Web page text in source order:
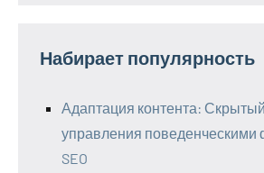
Набирает популярность
Адаптация контента:
управления поведенческими
SEO